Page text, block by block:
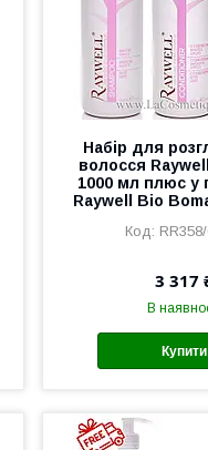
Набір для
волосся
1000 мл плюс у
Raywell Bio
3 317
В
Купити